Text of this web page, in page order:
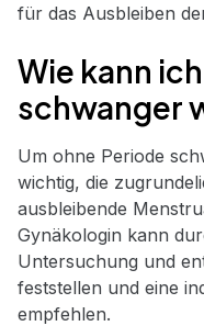
für das Ausbleiben
Wie kann
schwanger
Um ohne Periode
wichtig, die
ausbleibende
Gynäkologin kann
Untersuchung und
feststellen und eine
empfehlen.